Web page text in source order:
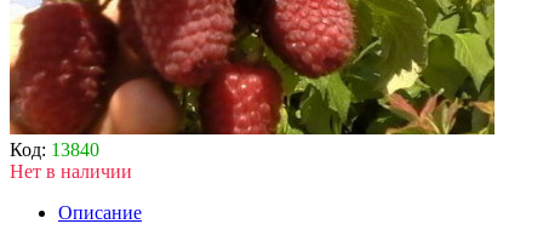
Код: 13840
Нет в наличии
Описание